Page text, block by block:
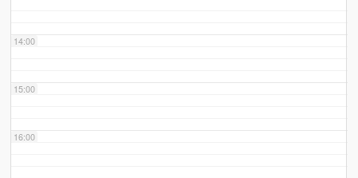
14:00
15:00
16:00